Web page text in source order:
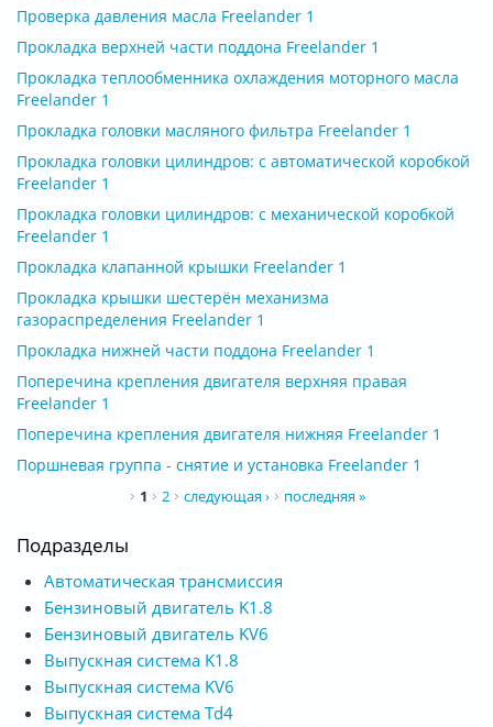
Проверка давления масла Freelander 1
Прокладка верхней части поддона Freelander 1
Прокладка теплообменника охлаждения моторного масла
Freelander 1
Прокладка головки масляного фильтра Freelander 1
Прокладка головки цилиндров: с автоматической коробкой
Freelander 1
Прокладка головки цилиндров: с механической коробкой
Freelander 1
Прокладка клапанной крышки Freelander 1
Прокладка крышки шестерён механизма
газораспределения Freelander 1
Прокладка нижней части поддона Freelander 1
Поперечина крепления двигателя верхняя правая
Freelander 1
Поперечина крепления двигателя нижняя Freelander 1
Поршневая группа - снятие и установка Freelander 1
1 2 следующая › последняя »
Подразделы
Автоматическая трансмиссия
Бензиновый двигатель K1.8
Бензиновый двигатель KV6
Выпускная система K1.8
Выпускная система KV6
Выпускная система Td4